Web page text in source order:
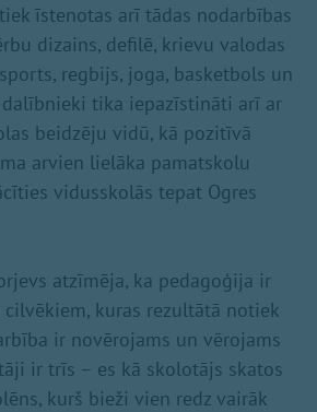
īstenotas arī tādas nodarbības
dizains, defilē, krievu valodas
regbijs, joga, basketbols un
dalībnieki tika iepazīstināti arī ar
beidzēju vidū, kā pozitīvā
arvien lielāka pamatskolu
vidusskolās tepat Ogres
atzīmēja, ka pedagoģija ir
kuras rezultātā notiek
ir novērojams un vērojams
ir trīs – es kā skolotājs skatos
kurš bieži vien redz vairāk